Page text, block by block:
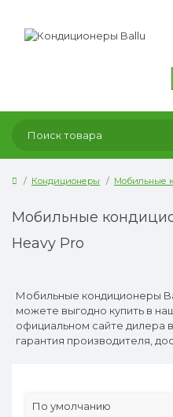
Кондиционеры Мобильные
Мобильные
Heavy Pro
Мобильные кондиционеры
можете выгодно купить в
официальном сайте дилера
гарантия производителя,